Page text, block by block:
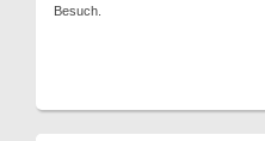
Besuch.